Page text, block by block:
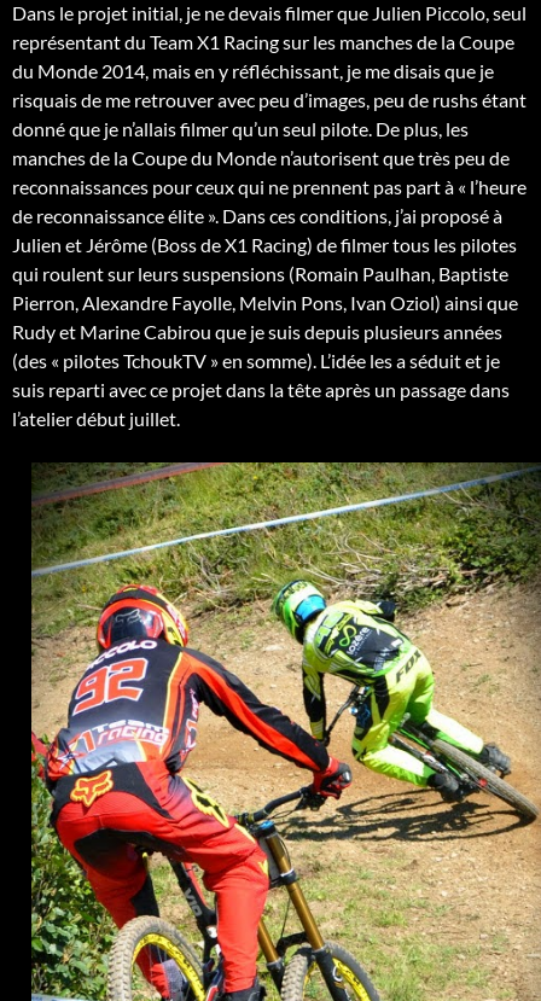
Dans le projet initial, je ne devais filmer que Julien Piccolo, seul
représentant du Team X1 Racing sur les manches de la Coupe
du Monde 2014, mais en y réfléchissant, je me disais que je
risquais de me retrouver avec peu d’images, peu de rushs étant
donné que je n’allais filmer qu’un seul pilote. De plus, les
manches de la Coupe du Monde n’autorisent que très peu de
reconnaissances pour ceux qui ne prennent pas part à « l’heure
de reconnaissance élite ». Dans ces conditions, j’ai proposé à
Julien et Jérôme (Boss de X1 Racing) de filmer tous les pilotes
qui roulent sur leurs suspensions (Romain Paulhan, Baptiste
Pierron, Alexandre Fayolle, Melvin Pons, Ivan Oziol) ainsi que
Rudy et Marine Cabirou que je suis depuis plusieurs années
(des « pilotes TchoukTV » en somme). L’idée les a séduit et je
suis reparti avec ce projet dans la tête après un passage dans
l’atelier début juillet.